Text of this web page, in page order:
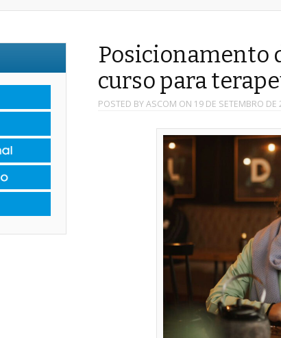
Posicionamento
curso para
POSTED BYASCOM ON 19 DE SETEMBRO DE